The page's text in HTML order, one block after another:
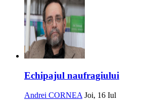
Echipajul naufragiului
Andrei CORNEA Joi, 16 Iul